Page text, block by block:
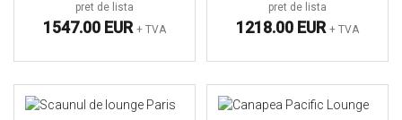
pret de lista
1547.00 EUR + TVA
pret de lista
1218.00 EUR + TVA